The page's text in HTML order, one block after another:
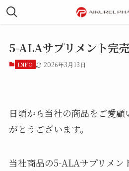
5-ALAサプリメント完
INFO 2026年3月13日
日頃から当社の商品をご愛顧
がとうございます。
当社商品の5-ALAサプリメン